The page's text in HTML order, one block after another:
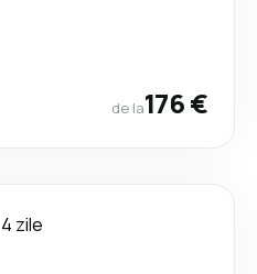
de la176 €
4 zile